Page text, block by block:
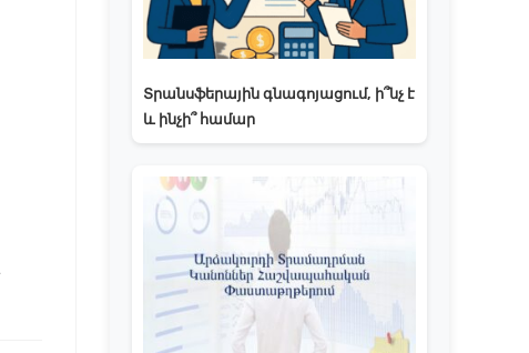
Տրանսֆերային գնագոյացում, ի՞նչ է
և ինչի՞ համար